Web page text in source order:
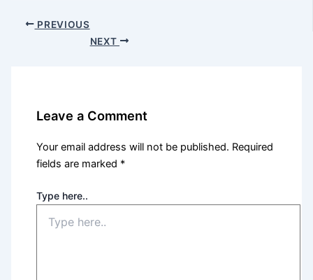
PREVIOUS
NEXT
Leave a Comment
Your email address will not be published. Required
fields are marked *
Type here..